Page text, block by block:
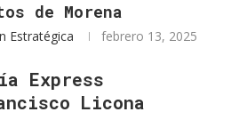
de Morena
Estratégica febrero 13, 2025
Express
Licona